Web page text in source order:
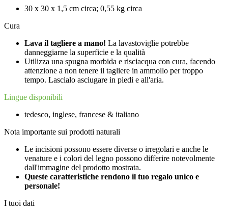
30 x 30 x 1,5 cm circa; 0,55 kg circa
Cura
Lava il tagliere a mano! La lavastoviglie potrebbe
danneggiarne la superficie e la qualità
Utilizza una spugna morbida e risciacqua con cura, facendo
attenzione a non tenere il tagliere in ammollo per troppo
tempo. Lascialo asciugare in piedi e all'aria.
Lingue disponibili
tedesco, inglese, francese & italiano
Nota importante sui prodotti naturali
Le incisioni possono essere diverse o irregolari e anche le
venature e i colori del legno possono differire notevolmente
dall'immagine del prodotto mostrata.
Queste caratteristiche rendono il tuo regalo unico e
personale!
I tuoi dati